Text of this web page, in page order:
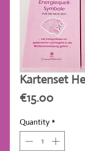
Kartenset
€15.00Price
Quantity *